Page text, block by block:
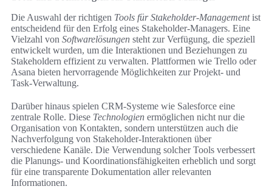
Die Auswahl der richtigen Tools für Stakeholder-Managementist
entscheidend für den Erfolg eines Stakeholder-Managers. Eine
Vielzahl von Softwarelösungen steht zur Verfügung, die speziell
entwickelt wurden, um die Interaktionen und Beziehungen zu
Stakeholdern effizient zu verwalten. Plattformen wie Trello oder
Asana bieten hervorragende Möglichkeiten zur Projekt- und
Task-Verwaltung.
Darüber hinaus spielen CRM-Systeme wie Salesforce eine
zentrale Rolle. Diese Technologien ermöglichen nicht nur die
Organisation von Kontakten, sondern unterstützen auch die
Nachverfolgung von Stakeholder-Interaktionen über
verschiedene Kanäle. Die Verwendung solcher Tools verbessert
die Planungs- und Koordinationsfähigkeiten erheblich und sorgt
für eine transparente Dokumentation aller relevanten
Informationen.